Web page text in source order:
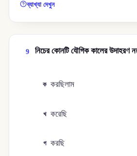
ব্যাখ্যা দেখুন
9 নিচের কোনটি যৌগিক কালের উদাহরণ
ক করছিলাম
খ করেছি
গ করছি